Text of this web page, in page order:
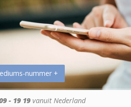
nummer +
- 19 19 vanuit Nederland